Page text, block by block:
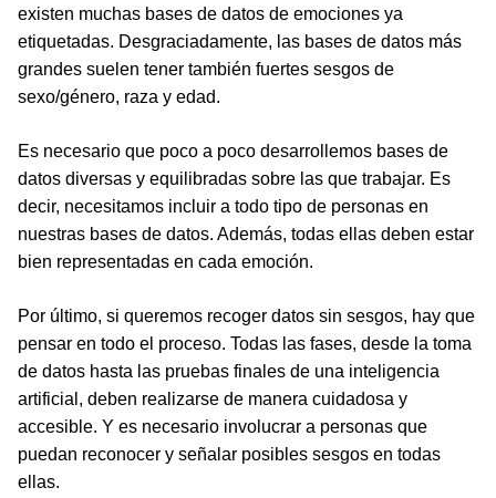
existen muchas bases de datos de emociones ya
etiquetadas. Desgraciadamente, las bases de datos más
grandes suelen tener también fuertes sesgos de
sexo/género, raza y edad.
Es necesario que poco a poco desarrollemos bases de
datos diversas y equilibradas sobre las que trabajar. Es
decir, necesitamos incluir a todo tipo de personas en
nuestras bases de datos. Además, todas ellas deben estar
bien representadas en cada emoción.
Por último, si queremos recoger datos sin sesgos, hay que
pensar en todo el proceso. Todas las fases, desde la toma
de datos hasta las pruebas finales de una inteligencia
artificial, deben realizarse de manera cuidadosa y
accesible. Y es necesario involucrar a personas que
puedan reconocer y señalar posibles sesgos en todas
ellas.